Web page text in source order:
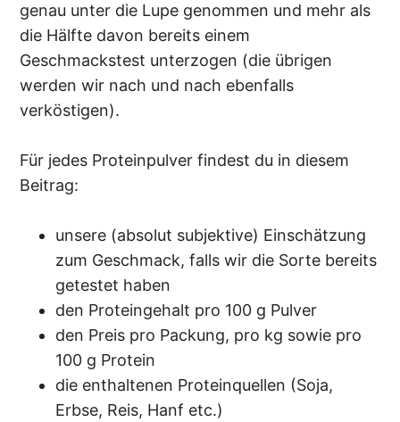
genau unter die Lupe genommen und mehr als
die Hälfte davon bereits einem
Geschmackstest unterzogen (die übrigen
werden wir nach und nach ebenfalls
verköstigen).
Für jedes Proteinpulver findest du in diesem
Beitrag:
unsere (absolut subjektive) Einschätzung
zum Geschmack, falls wir die Sorte bereits
getestet haben
den Proteingehalt pro 100 g Pulver
den Preis pro Packung, pro kg sowie pro
100 g Protein
die enthaltenen Proteinquellen (Soja,
Erbse, Reis, Hanf etc.)